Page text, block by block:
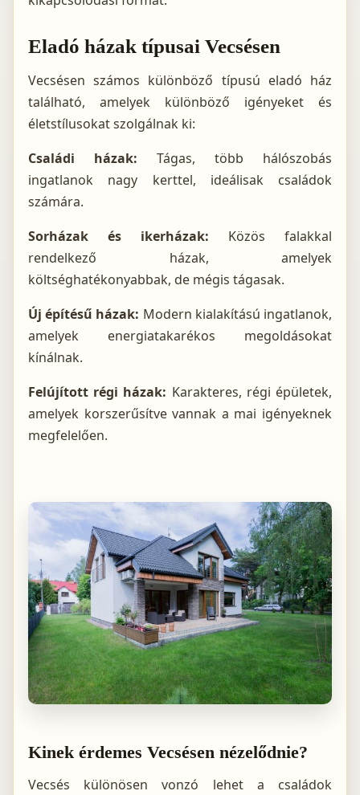
Eladó házak típusai Vecsésen
Vecsésen számos különböző típusú eladó ház
található, amelyek különböző igényeket és
életstílusokat szolgálnak ki:
Családi házak: Tágas, több hálószobás
ingatlanok nagy kerttel, ideálisak családok
számára.
Sorházak és ikerházak: Közös falakkal
rendelkező házak, amelyek
költséghatékonyabbak, de mégis tágasak.
Új építésű házak: Modern kialakítású ingatlanok,
amelyek energiatakarékos megoldásokat
kínálnak.
Felújított régi házak: Karakteres, régi épületek,
amelyek korszerűsítve vannak a mai igényeknek
megfelelően.
Kinek érdemes Vecsésen nézelődnie?
Vecsés különösen vonzó lehet a családok